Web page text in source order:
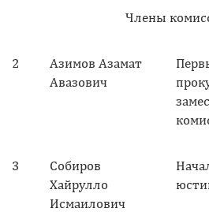
Члены
2
Азимов Азамат
Авазович
3
Собиров
Хайрулло
Исмаилович